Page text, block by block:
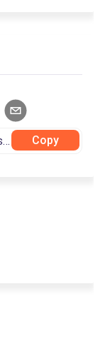
Copy